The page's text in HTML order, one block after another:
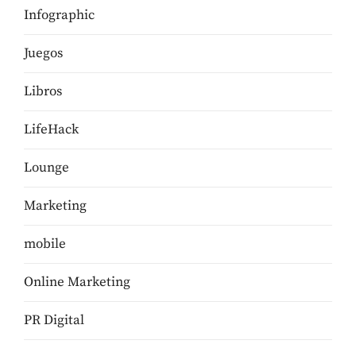
Infographic
Juegos
Libros
LifeHack
Lounge
Marketing
mobile
Online Marketing
PR Digital